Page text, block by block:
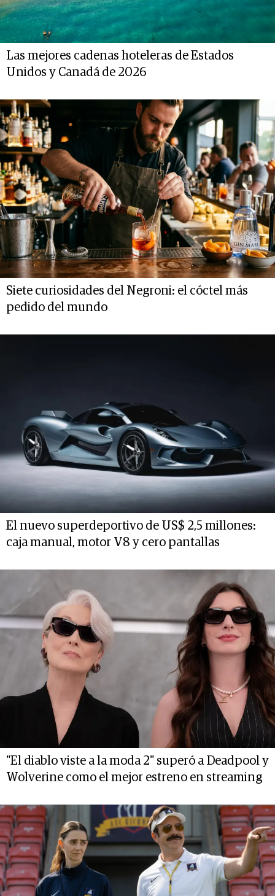
Las mejores cadenas hoteleras de Estados
Unidos y Canadá de 2026
Siete curiosidades del Negroni: el cóctel más
pedido del mundo
El nuevo superdeportivo de US$ 2,5 millones:
caja manual, motor V8 y cero pantallas
"El diablo viste a la moda 2" superó a Deadpool y
Wolverine como el mejor estreno en streaming